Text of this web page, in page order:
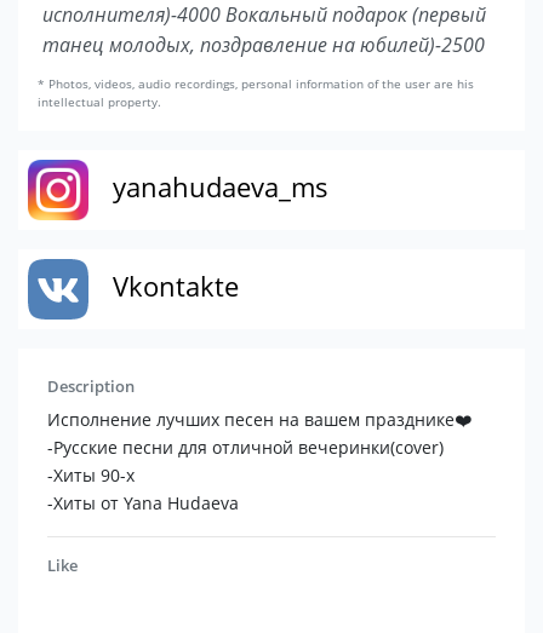
исполнителя)-4000 Вокальный подарок (первый
танец молодых, поздравление на юбилей)-2500
* Photos, videos, audio recordings, personal information of the user are his
intellectual property.
yanahudaeva_ms
Vkontakte
Description
Исполнение лучших песен на вашем празднике❤️
-Русские песни для отличной вечеринки(cover)
-Хиты 90-х
-Хиты от Yana Hudaeva
Like